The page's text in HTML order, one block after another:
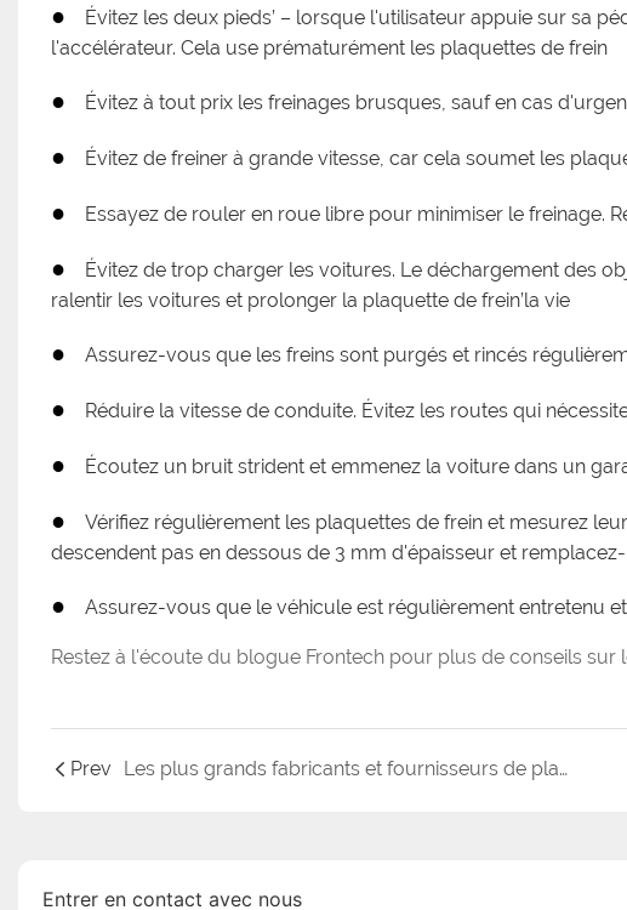
●
Évitez les deux pieds’ – lorsque l'utilisateur appuie sur sa
l'accélérateur. Cela use prématurément les plaquettes de frein
● Évitez à tout prix les freinages brusques, sauf en cas
● Évitez de freiner à grande vitesse, car cela soumet les
● Essayez de rouler en roue libre pour minimiser le freinage.
●
Évitez de trop charger les voitures. Le déchargement des
ralentir les voitures et prolonger la plaquette de frein’la vie
● Assurez-vous que les freins sont purgés et rincés
● Réduire la vitesse de conduite. Évitez les routes qui
● Écoutez un bruit strident et emmenez la voiture dans un
● Vérifiez régulièrement les plaquettes de frein et mesurez
descendent pas en dessous de 3 mm d'épaisseur et
● Assurez-vous que le véhicule est régulièrement entretenu
Restez à l'écoute du blogue Frontech pour plus de conseils
Prev Les plus grands fabricants et fournisseurs de plaquettes de frein du Royaume-Uni
Entrer en contact avec nous